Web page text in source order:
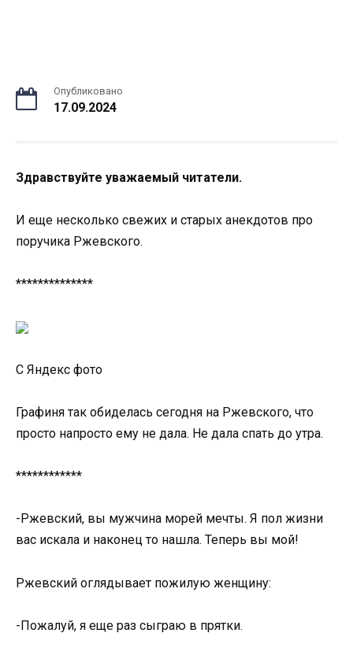
Опубликовано
17.09.2024
Здравствуйте уважаемый читатели.
И еще несколько свежих и старых анекдотов про
поручика Ржевского.
**************
С Яндекс фото
Графиня так обиделась сегодня на Ржевского, что
просто напросто ему не дала. Не дала спать до утра.
************
-Ржевский, вы мужчина морей мечты. Я пол жизни
вас искала и наконец то нашла. Теперь вы мой!
Ржевский оглядывает пожилую женщину:
-Пожалуй, я еще раз сыграю в прятки.